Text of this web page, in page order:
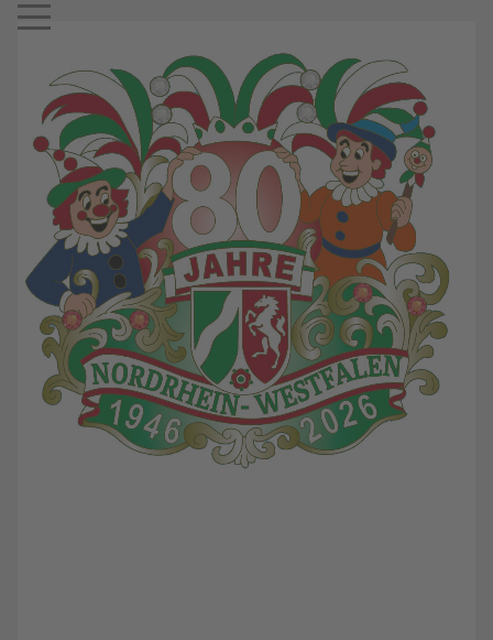
Mobile Menu Toggle